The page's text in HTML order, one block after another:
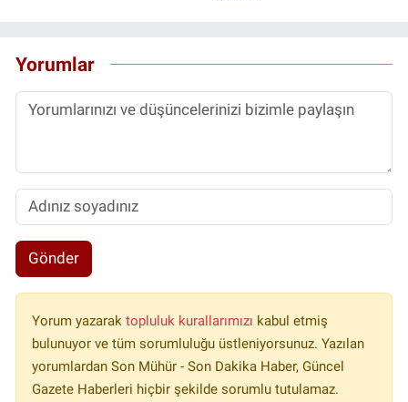
Yorumlar
Gönder
Yorum yazarak topluluk kurallarımızı kabul etmiş
bulunuyor ve tüm sorumluluğu üstleniyorsunuz. Yazılan
yorumlardan Son Mühür - Son Dakika Haber, Güncel
Gazete Haberleri hiçbir şekilde sorumlu tutulamaz.